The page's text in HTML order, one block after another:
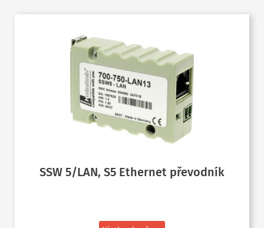
SSW 5/LAN, S5 Ethernet převodník